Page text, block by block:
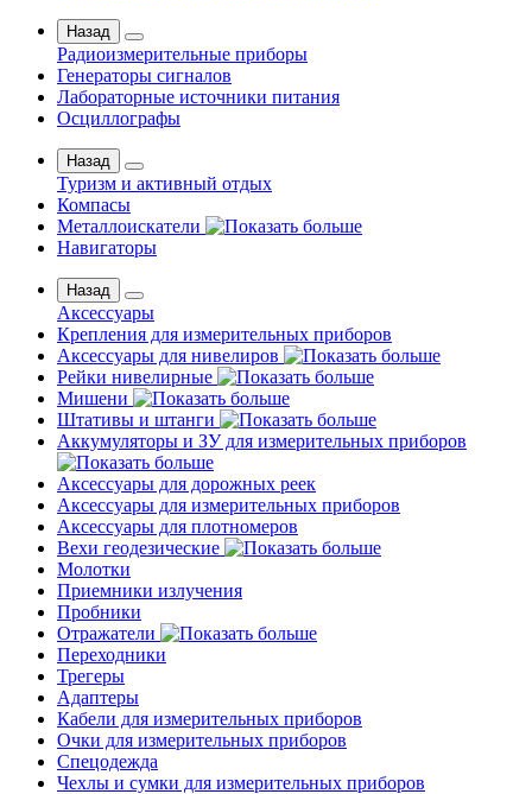
Назад
Радиоизмерительные приборы
Генераторы сигналов
Лабораторные источники питания
Осциллографы
Назад
Туризм и активный отдых
Компасы
Металлоискатели
Навигаторы
Назад
Аксессуары
Крепления для измерительных приборов
Аксессуары для нивелиров
Рейки нивелирные
Мишени
Штативы и штанги
Аккумуляторы и ЗУ для измерительных приборов
Аксессуары для дорожных реек
Аксессуары для измерительных приборов
Аксессуары для плотномеров
Вехи геодезические
Молотки
Приемники излучения
Пробники
Отражатели
Переходники
Трегеры
Адаптеры
Кабели для измерительных приборов
Очки для измерительных приборов
Спецодежда
Чехлы и сумки для измерительных приборов